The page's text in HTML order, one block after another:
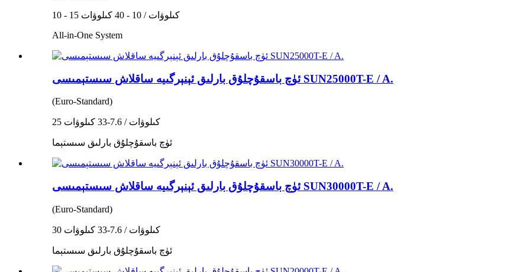
10 - 15 كىلوۋات / 10 - 40 كىلوۋات
All-in-One System
ئۈچ باسقۇچلۇق بارلىق ئېنېرگىيە ساقلاش سىستېمىسى SUN25000T-E / A.
(Euro-Standard)
25 كىلوۋات / 7.6-33 كىلوۋات
ئۈچ باسقۇچلۇق بارلىق سىستېما
ئۈچ باسقۇچلۇق بارلىق ئېنېرگىيە ساقلاش سىستېمىسى SUN30000T-E / A.
(Euro-Standard)
30 كىلوۋات / 7.6-33 كىلوۋات
ئۈچ باسقۇچلۇق بارلىق سىستېما